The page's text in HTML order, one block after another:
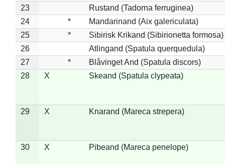
23
Rustand (Tadorna ferruginea)
24
*
Mandarinand (Aix galericulata)
25
*
Sibirisk Krikand (Sibirionetta formosa)
26
Atlingand (Spatula querquedula)
27
*
Blåvinget And (Spatula discors)
28
X Skeand (Spatula clypeata)
29 X Knarand (Mareca strepera)
30 X Pibeand (Mareca penelope)